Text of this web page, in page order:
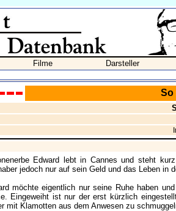
Filme Darsteller
So
Edward lebt in Cannes und steht
jedoch nur auf sein Geld und das Leben in
möchte eigentlich nur seine Ruhe haben
Eingeweiht ist nur der erst kürzlich
mit Klamotten aus dem Anwesen zu